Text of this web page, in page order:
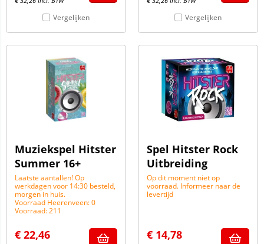
Vergelijken Vergelijken
Muziekspel Hitster
Summer 16+
Laatste aantallen! Op
werkdagen voor 14:30 besteld,
morgen in huis.
Voorraad Heerenveen: 0
Voorraad: 211
€ 22,46
Spel Hitster Rock
Uitbreiding
Op dit moment niet op
voorraad. Informeer naar de
levertijd
€ 14,78